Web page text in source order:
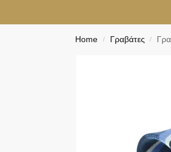
Home / Γραβάτες /